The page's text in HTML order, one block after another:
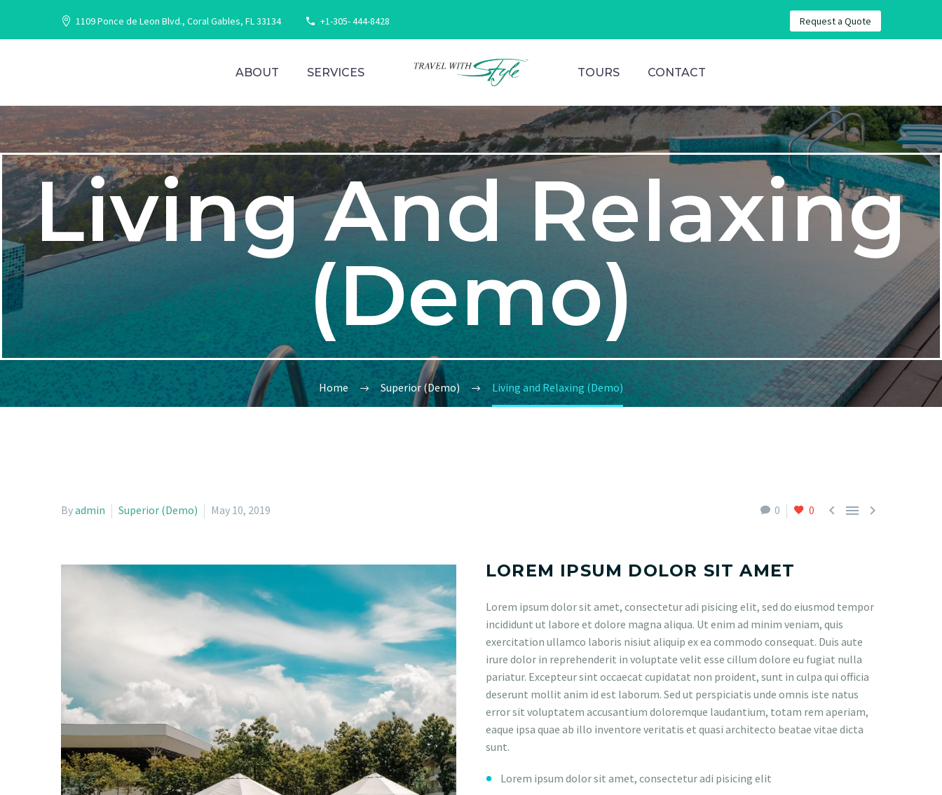
1109 Ponce de Leon Blvd., Coral Gables, FL 33134 +1-305- 444-8428 Request a Quote
ABOUT SERVICES TOURS CONTACT
Living And Relaxing
(Demo)
Home Superior (Demo) Living and Relaxing (Demo)
0 0   
Byadmin Superior (Demo) May 10, 2019
LOREM IPSUM DOLOR SIT AMET
Lorem ipsum dolor sit amet, consectetur adi pisicing elit, sed do eiusmod tempor
incididunt ut labore et dolore magna aliqua. Ut enim ad minim veniam, quis
exercitation ullamco laboris nisiut aliquip ex ea commodo consequat. Duis aute
irure dolor in reprehenderit in voluptate velit esse cillum dolore eu fugiat nulla
pariatur. Excepteur sint occaecat cupidatat non proident, sunt in culpa qui officia
deserunt mollit anim id est laborum. Sed ut perspiciatis unde omnis iste natus
error sit voluptatem accusantium doloremque laudantium, totam rem aperiam,
eaque ipsa quae ab illo inventore veritatis et quasi architecto beatae vitae dicta
sunt.
Lorem ipsum dolor sit amet, consectetur adi pisicing elit